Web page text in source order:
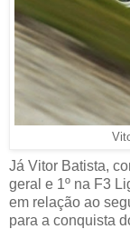
Já Vitor Batista,
geral e 1º na F3
em relação ao
para a conquista